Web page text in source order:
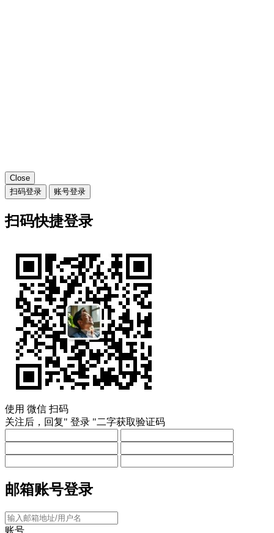
Close
扫码登录
账号登录
扫码快捷登录
使用 微信 扫码
关注后，回复" 登录 "二字获取验证码
邮箱账号登录
账号